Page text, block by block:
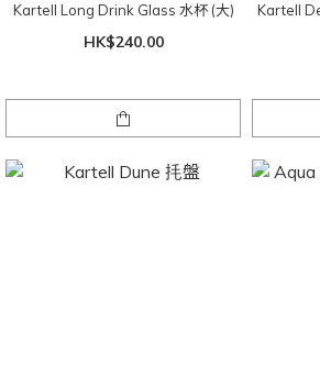
Kartell Long Drink Glass 水杯 (大)
HK$240.00
Kartell